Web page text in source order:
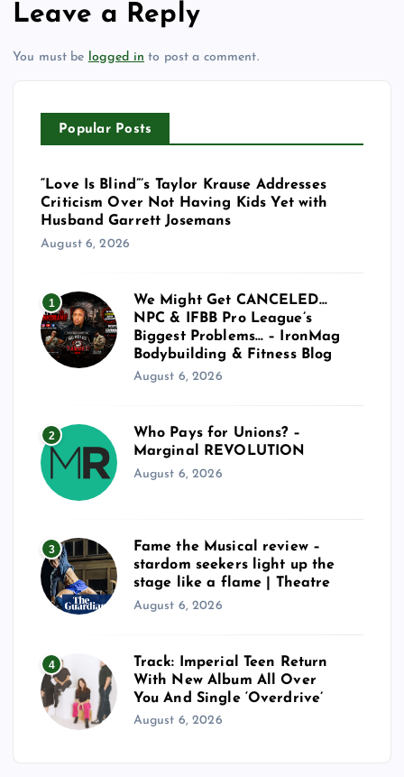
Leave a Reply
You must be logged in to post a comment.
Popular Posts
“Love Is Blind”’s Taylor Krause Addresses
Criticism Over Not Having Kids Yet with
Husband Garrett Josemans
August 6, 2026
1
We Might Get CANCELED…
NPC & IFBB Pro League’s
Biggest Problems… – IronMag
Bodybuilding & Fitness Blog
August 6, 2026
2
Who Pays for Unions? –
Marginal REVOLUTION
August 6, 2026
3
Fame the Musical review –
stardom seekers light up the
stage like a flame | Theatre
August 6, 2026
4
Track: Imperial Teen Return
With New Album All Over
You And Single ‘Overdrive’
August 6, 2026